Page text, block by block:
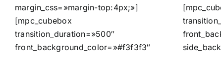
margin_css=»margin-top:4px;»]
[mpc_cubebox
transition_duration=»500″
front_background_color=»#f3f3f3″